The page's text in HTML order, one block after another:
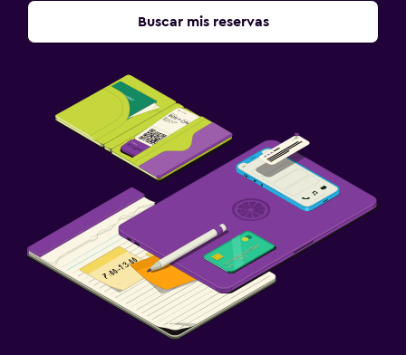
Buscar mis reservas